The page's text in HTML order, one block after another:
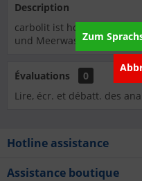
Description
carbolit ist hochwirksame
und
Évaluations
0
Lire, écr. et débatt. des
Hotline assistance
Assistance boutique
Zum